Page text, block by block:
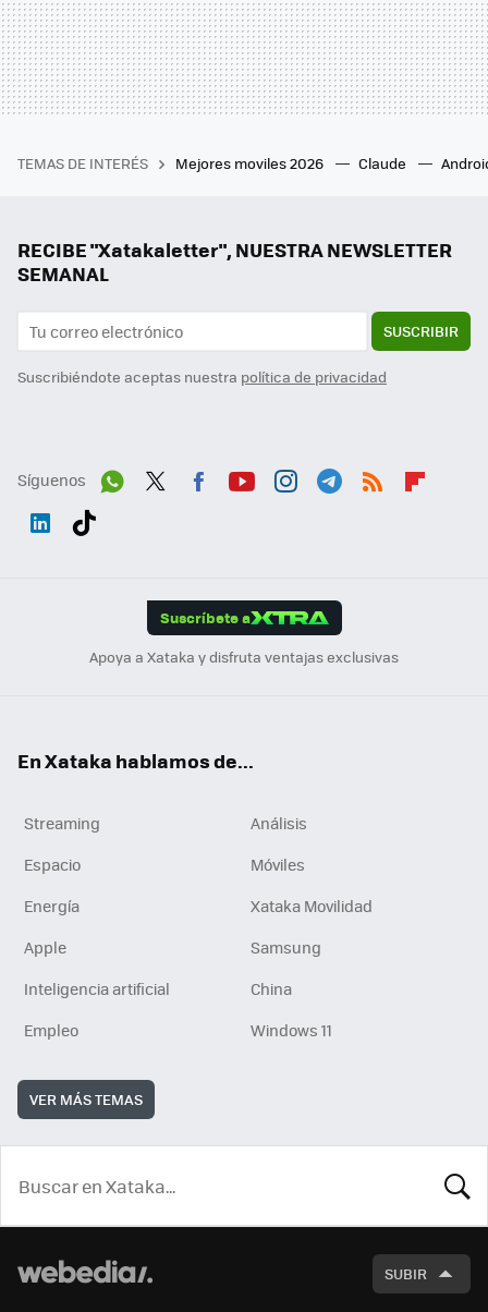
TEMAS DE INTERÉS Mejores moviles 2026 Claude
RECIBE "Xatakaletter", NUESTRA NEWSLETTER
SEMANAL
SUSCRIBIR
Suscribiéndote aceptas nuestra política de privacidad
Síguenos
Suscríbete a
Apoya a Xataka y disfruta ventajas exclusivas
En Xataka hablamos de...
Streaming
Análisis
Espacio
Móviles
Energía
Xataka Movilidad
Apple
Samsung
Inteligencia artificial
China
Empleo
Windows 11
VER MÁS TEMAS
SUBIR